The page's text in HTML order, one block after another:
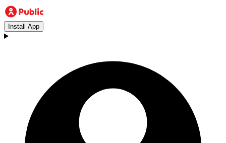
Install App